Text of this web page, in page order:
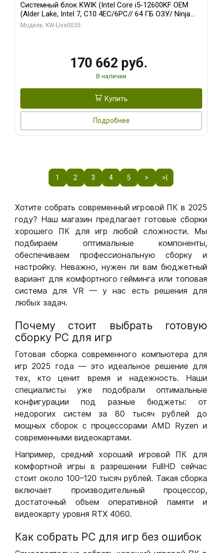
Системный блок KWIK (Intel Core i5-12600KF OEM
(Alder Lake, Intel 7, C10 4EC/6PC// 64 ГБ ОЗУ/ Ninja
Sinotex GTX1650 4GB 128bit GDDR6 DVI DP HDMI 2/
Модель: KW-Live0035
170 662 руб.
В наличии
Купить
Подробнее
1 2 3 4 5 > >|
Хотите собрать современный игровой ПК в 2025
году? Наш магазин предлагает готовые сборки
хорошего ПК для игр любой сложности. Мы
подбираем оптимальные компоненты,
обеспечиваем профессиональную сборку и
настройку. Неважно, нужен ли вам бюджетный
вариант для комфортного гейминга или топовая
система для VR — у нас есть решения для
любых задач.
Почему стоит выбрать готовую
сборку РС для игр
Готовая сборка современного компьютера для
игр 2025 года — это идеальное решение для
тех, кто ценит время и надежность. Наши
специалисты уже подобрали оптимальные
конфигурации под разные бюджеты: от
недорогих систем за 80 тысяч рублей до
мощных сборок с процессорами AMD Ryzen и
современными видеокартами.
Например, средний хороший игровой ПК для
комфортной игры в разрешении FullHD сейчас
стоит около 100–120 тысяч рублей. Такая сборка
включает производительный процессор,
достаточный объем оперативной памяти и
видеокарту уровня RTX 4060.
Как собрать РС для игр без ошибок